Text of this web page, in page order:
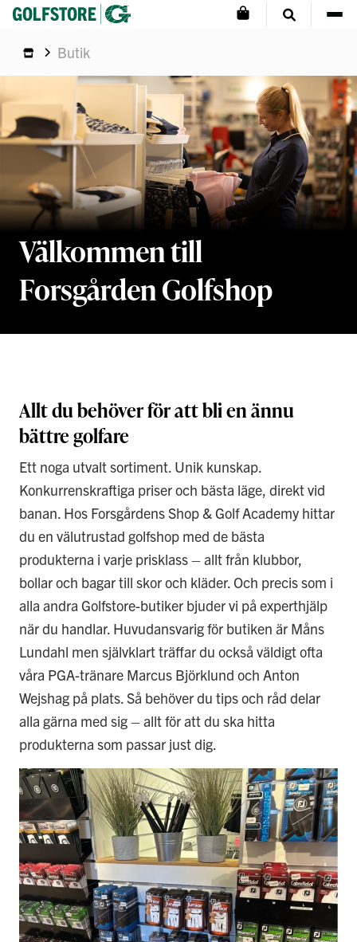
Butik
Välkommen till
Forsgården Golfshop
Allt du behöver för att bli en ännu
bättre golfare
Ett noga utvalt sortiment. Unik kunskap.
Konkurrenskraftiga priser och bästa läge, direkt vid
banan. Hos Forsgårdens Shop & Golf Academy hittar
du en välutrustad golfshop med de bästa
produkterna i varje prisklass – allt från klubbor,
bollar och bagar till skor och kläder. Och precis som i
alla andra Golfstore-butiker bjuder vi på experthjälp
när du handlar. Huvudansvarig för butiken är Måns
Lundahl men självklart träffar du också väldigt ofta
våra PGA-tränare Marcus Björklund och Anton
Wejshag på plats. Så behöver du tips och råd delar
alla gärna med sig – allt för att du ska hitta
produkterna som passar just dig.